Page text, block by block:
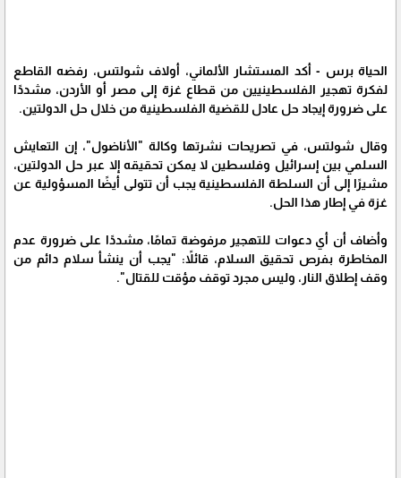
الحياة برس - أكد المستشار الألماني، أولاف شولتس، رفضه القاطع
لفكرة تهجير الفلسطينيين من قطاع غزة إلى مصر أو الأردن، مشددًا
على ضرورة إيجاد حل عادل للقضية الفلسطينية من خلال حل الدولتين.
وقال شولتس، في تصريحات نشرتها وكالة "الأناضول"، إن التعايش
السلمي بين إسرائيل وفلسطين لا يمكن تحقيقه إلا عبر حل الدولتين،
مشيرًا إلى أن السلطة الفلسطينية يجب أن تتولى أيضًا المسؤولية عن
غزة في إطار هذا الحل.
وأضاف أن أي دعوات للتهجير مرفوضة تمامًا، مشددًا على ضرورة عدم
المخاطرة بفرص تحقيق السلام، قائلاً: "يجب أن ينشأ سلام دائم من
وقف إطلاق النار، وليس مجرد توقف مؤقت للقتال".